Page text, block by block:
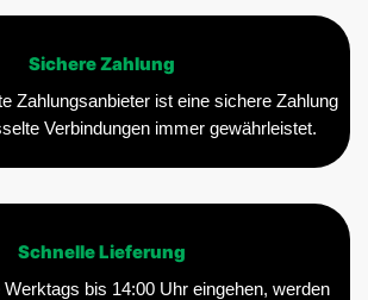
Sichere Zahlung
Zahlungsanbieter ist eine sichere Zahlung
Verbindungen immer gewährleistet.
Schnelle Lieferung
Werktags bis 14:00 Uhr eingehen, werden